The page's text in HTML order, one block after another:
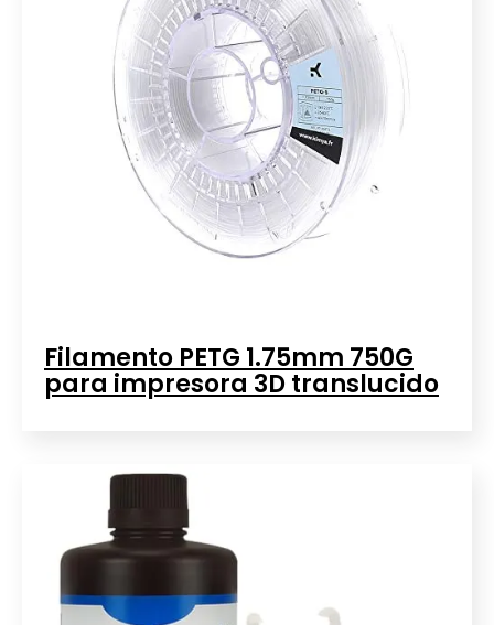
Filamento PETG 1.75mm 750G
para impresora 3D translucido